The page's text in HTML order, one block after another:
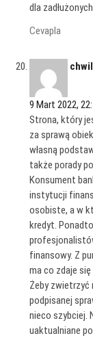
dla
Cevapla
9 Mart 2022,
Strona, który
za sprawą
własną
także porady
Konsument
instytucji
osobiste, a w
kredyt.
finansowy. Z
ma co zdaje
Żeby zwietrzyć
podpisanej
nieco szybciej.
uaktualniane